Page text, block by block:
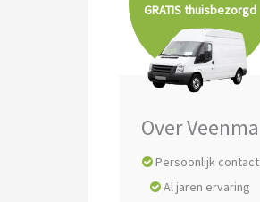
GRATIS thuisbezorgd
Over Veenma
Persoonlijk contact
Al jaren ervaring